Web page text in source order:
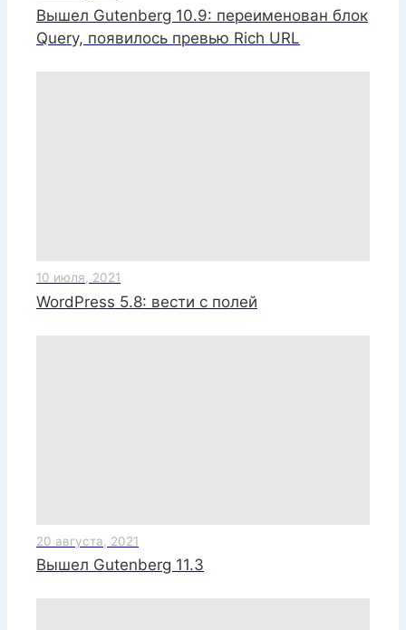
Вышел Gutenberg 10.9: переименован блок
Query, появилось превью Rich URL
10 июля, 2021
WordPress 5.8: вести с полей
20 августа, 2021
Вышел Gutenberg 11.3